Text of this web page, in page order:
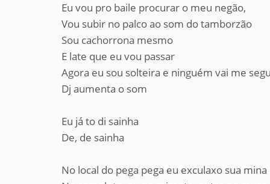
Eu vou pro baile procurar o meu negão,
Vou subir no palco ao som do tamborzão
Sou cachorrona mesmo
E late que eu vou passar
Agora eu sou solteira e ninguém vai me
Dj aumenta o som
Eu já to di sainha
De, de sainha
No local do pega pega eu exculaxo sua mina